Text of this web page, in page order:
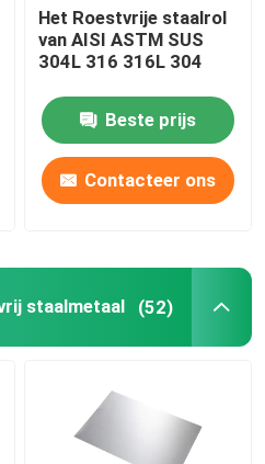
Staalrollen
Het Roestvrije staalrol
van AISI ASTM SUS
304L 316 316L 304
Beste prijs
Contacteer ons
staalmetaal (52)